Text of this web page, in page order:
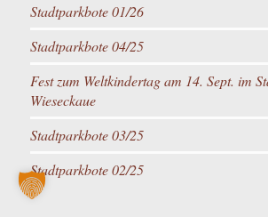
Stadtparkbote 01/26
Stadtparkbote 04/25
Fest zum Weltkindertag am 14. Sept. im
Wieseckaue
Stadtparkbote 03/25
Stadtparkbote 02/25